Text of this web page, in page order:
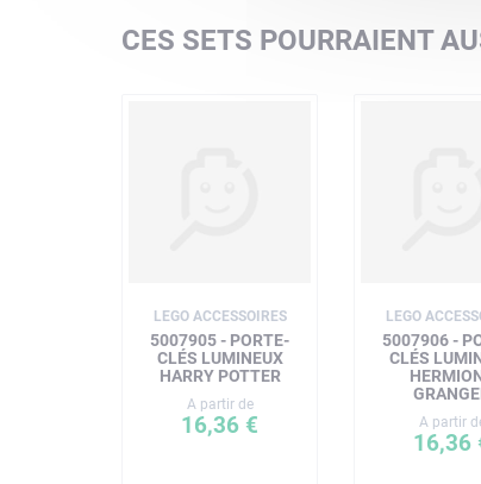
CES SETS POURRAIENT
LEGO ACCESSOIRES
5007905 - PORTE-
CLÉS LUMINEUX
HARRY POTTER
A partir de
16,36 €
LEGO
5007906 -
CLÉS
A partir
16,36